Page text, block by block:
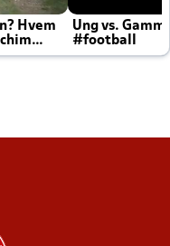
Hvem
Ung vs.
#football